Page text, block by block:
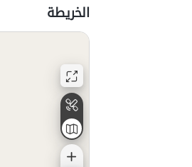
الخريطة